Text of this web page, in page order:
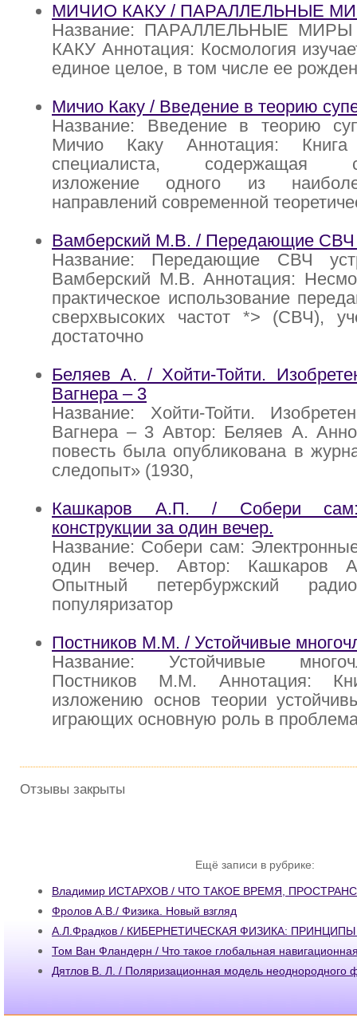
МИЧИО КАКУ / ПАРАЛЛЕЛЬНЫЕ
Название: ПАРАЛЛЕЛЬНЫЕ
КАКУ Аннотация: Космология
единое целое, в том числе ее
Мичио Каку / Введение в теорию
Название: Введение в теорию
Мичио Каку Аннотация: Книга
специалиста, содержащая
изложение одного из
направлений современной
Вамберский М.В. / Передающие СВЧ
Название: Передающие СВЧ
Вамберский М.В. Аннотация:
практическое использование
сверхвысоких частот *> (СВЧ),
достаточно
Беляев А. / Хойти-Тойти.
Вагнера – 3
Название: Хойти-Тойти.
Вагнера – 3 Автор: Беляев А.
повесть была опубликована в
следопыт» (1930,
Кашкаров А.П. / Собери сам:
конструкции за один вечер.
Название: Собери сам:
один вечер. Автор: Кашкаров
Опытный петербуржский
популяризатор
Постников М.М. / Устойчивые
Название: Устойчивые
Постников М.М. Аннотация:
изложению основ теории
играющих основную роль в
Отзывы закрыты
Ещё записи в рубрике:
Владимир ИСТАРХОВ / ЧТО ТАКОЕ ВРЕМЯ,
Фролов А.В./ Физика. Новый взгляд
А.Л.Фрадков / КИБЕРНЕТИЧЕСКАЯ ФИЗИКА:
Том Ван Фландерн / Что такое глобальная
Дятлов В. Л. / Поляризационная модель неоднородного